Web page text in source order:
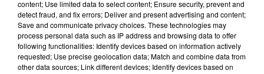
content; Use limited data to select content; Ensure security, prevent and
detect fraud, and fix errors; Deliver and present advertising and content;
Save and communicate privacy choices. These technologies may
process personal data such as IP address and browsing data to offer
following functionalities: Identify devices based on information actively
requested; Use precise geolocation data; Match and combine data from
other data sources; Link different devices; Identify devices based on